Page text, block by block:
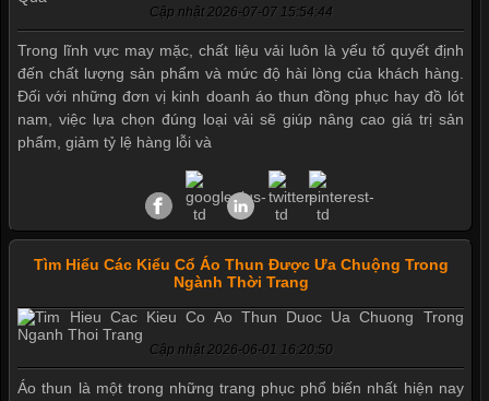
Cập nhật 2026-07-07 15:54:44
Trong lĩnh vực may mặc, chất liệu vải luôn là yếu tố quyết định
đến chất lượng sản phẩm và mức độ hài lòng của khách hàng.
Đối với những đơn vị kinh doanh áo thun đồng phục hay đồ lót
nam, việc lựa chọn đúng loại vải sẽ giúp nâng cao giá trị sản
phẩm, giảm tỷ lệ hàng lỗi và
Tìm Hiểu Các Kiểu Cổ Áo Thun Được Ưa Chuộng Trong
Ngành Thời Trang
Cập nhật 2026-06-01 16:20:50
Áo thun là một trong những trang phục phổ biến nhất hiện nay